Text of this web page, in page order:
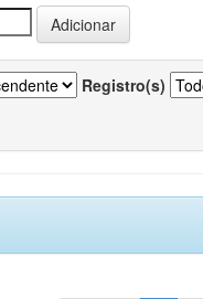
Registro(s)